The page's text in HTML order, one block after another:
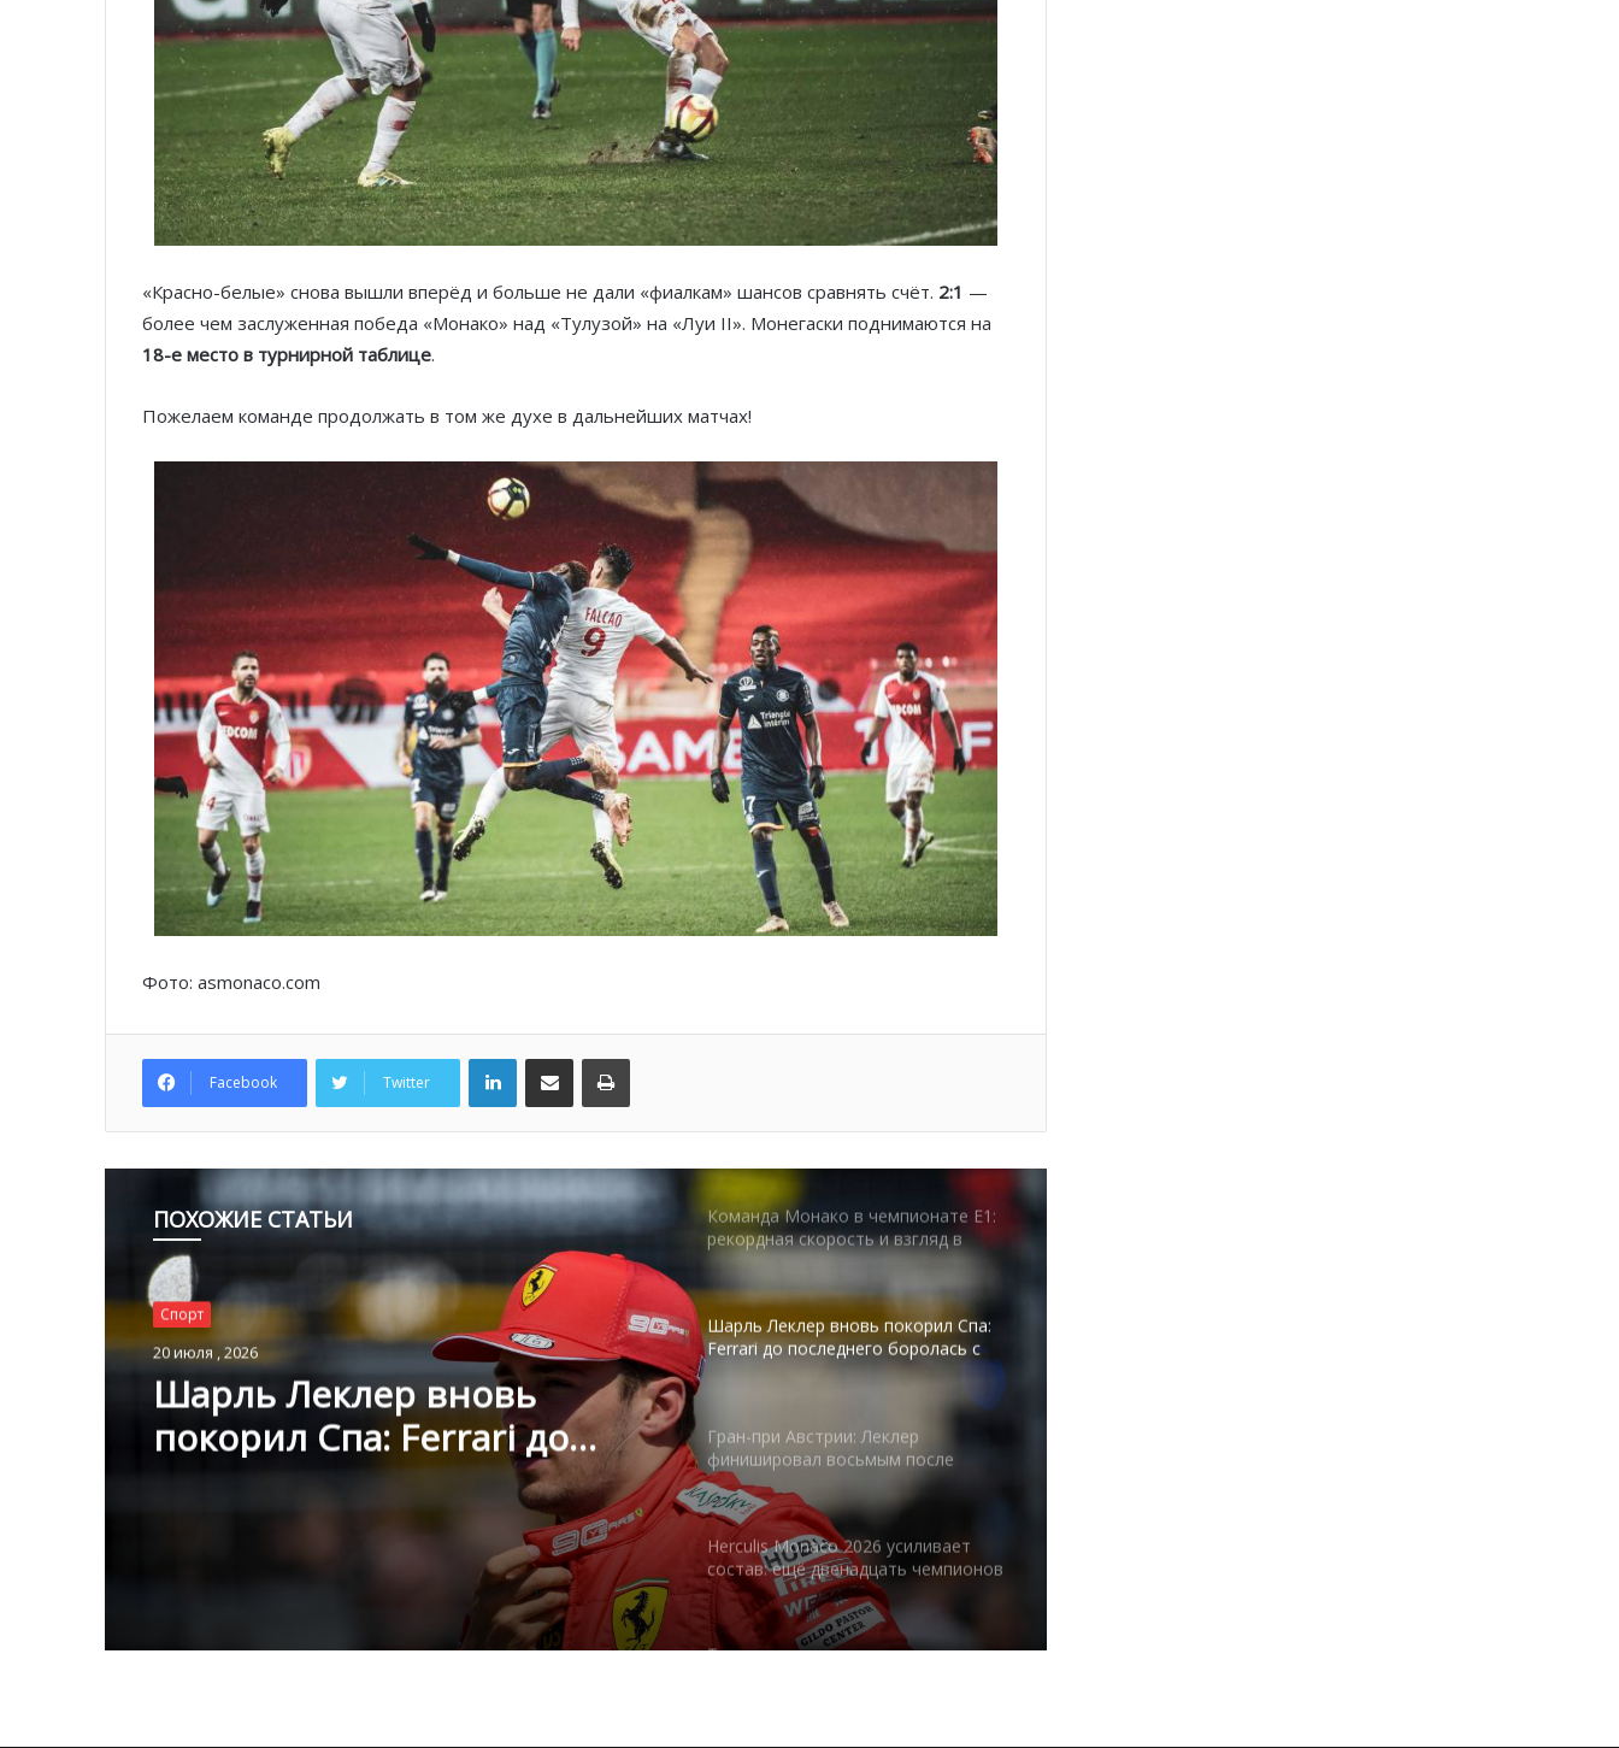
«Красно-белые» снова вышли вперёд и больше не дали «фиалкам» шансов сравнять счёт. 2:1 —
более чем заслуженная победа «Монако» над «Тулузой» на «Луи II». Монегаски поднимаются на
18-е место в турнирной таблице.
Пожелаем команде продолжать в том же духе в дальнейших матчах!
Фото: asmonaco.com
Facebook Twitter
LinkedInПоделиться по электронной почте Распечатать
ПОХОЖИЕ СТАТЬИ
Спорт
20 июля , 2026
Шарль Леклер вновь
покорил Спа: Ferrari до
последнего боролась с
Тренировка с видом: открытые
спортивные площадки Монако
От Монте-Карло к Гран-при
Барселоны: неделя, изменившая
Ferrari
Гламур, скорость и драма: чем
запомнился Гран-при Монако
Историческое достижение Monaco
United в женском футболе Монако
открыло неделю Гран-при
Ferrari набирает скорость перед
Команда Монако в чемпионате E1:
рекордная скорость и взгляд в
Шарль Леклер вновь покорил Спа:
Ferrari до последнего боролась с
Гран-при Австрии: Леклер
финишировал восьмым после
блестящей квалификации
Herculis Monaco 2026 усиливает
состав: ещё двенадцать чемпионов
Тренировка с видом: открытые